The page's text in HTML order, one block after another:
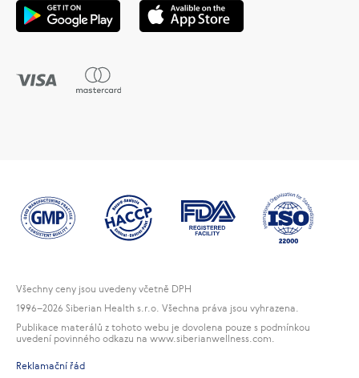
Všechny ceny jsou uvedeny včetně DPH
1996–2026 Siberian Health s.r.o. Všechna práva jsou vyhrazena.
Publikace materálů z tohoto webu je dovolena pouze s podmínkou
uvedení povinného odkazu na www.siberianwellness.com.
Reklamační řád